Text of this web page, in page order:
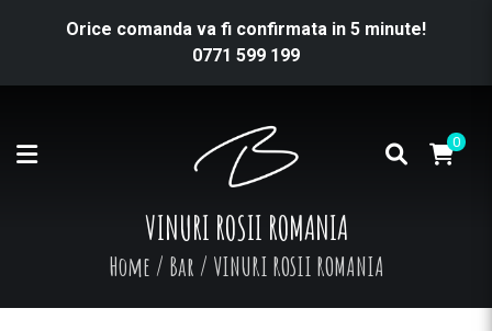
Orice comanda va fi confirmata in 5 minute!
0771 599 199
0
VINURI ROSII ROMANIA
Home / Bar / VINURI ROSII ROMANIA